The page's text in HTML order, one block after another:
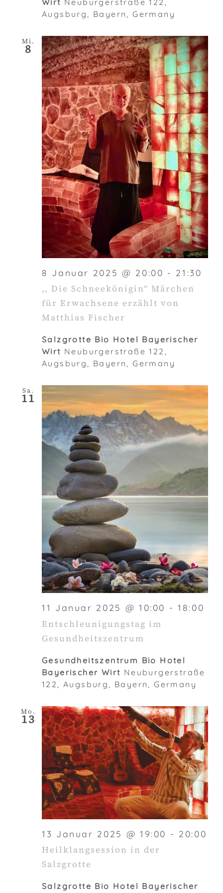
Wirt Neuburgerstraße 122,
Augsburg, Bayern, Germany
Mi.
8
8 Januar 2025 @ 20:00 - 21:30
,, Die Schneekönigin“ Märchen
für Erwachsene erzählt von
Matthias Fischer
Salzgrotte Bio Hotel Bayerischer
Wirt Neuburgerstraße 122,
Augsburg, Bayern, Germany
Sa.
11
11 Januar 2025 @ 10:00 -18:00
Entschleunigungstag im
Gesundheitszentrum
Gesundheitszentrum Bio Hotel
Bayerischer Wirt Neuburgerstraße
122, Augsburg, Bayern, Germany
Mo.
13
13 Januar 2025 @ 19:00 - 20:00
Heilklangsession in der
Salzgrotte
Salzgrotte Bio Hotel Bayerischer